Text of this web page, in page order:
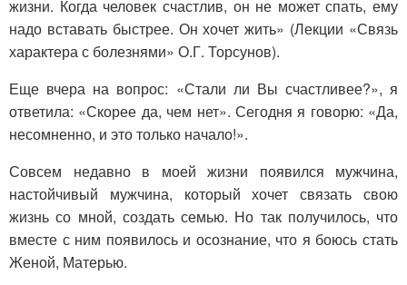
жизни. Когда человек счастлив, он не может спать, ему
надо вставать быстрее. Он хочет жить» (Лекции «Связь
характера с болезнями» О.Г. Торсунов).
Еще вчера на вопрос: «Стали ли Вы счастливее?», я
ответила: «Скорее да, чем нет». Сегодня я говорю: «Да,
несомненно, и это только начало!».
Совсем недавно в моей жизни появился мужчина,
настойчивый мужчина, который хочет связать свою
жизнь со мной, создать семью. Но так получилось, что
вместе с ним появилось и осознание, что я боюсь стать
Женой, Матерью.